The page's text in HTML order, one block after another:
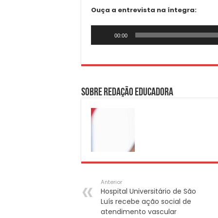
Ouça a entrevista na íntegra:
00:00
Sobre Redação Educadora
Anterior
Hospital Universitário de São
Luís recebe ação social de
atendimento vascular